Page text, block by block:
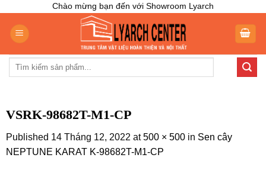
content
Chào mừng bạn đến với Showroom Lyarch
Tìm
VSRK-98682T-M1-CP
Published 14 Tháng 12, 2022 at500 × 500 in Sen cây
NEPTUNE KARAT K-98682T-M1-CP